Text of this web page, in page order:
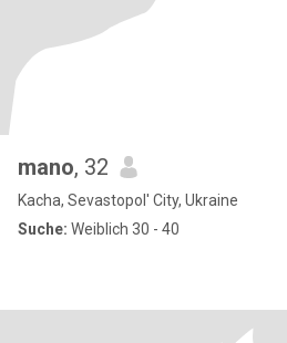
mano, 32
Kacha, Sevastopol' City, Ukraine
Suche: Weiblich 30 - 40